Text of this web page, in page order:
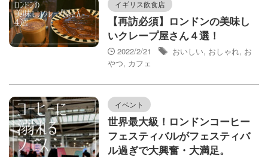
イギリス飲食店
【再訪必須】ロンドンの美味し
いクレープ屋さん４選！
2022/2/21
おいしい, おしゃれ, お
やつ, カフェ
イベント
世界最大級！ロンドンコーヒー
フェスティバルがフェスティバ
ル過ぎで大興奮・大満足。